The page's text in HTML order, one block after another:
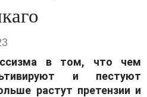
в том, что чем
и пестуют
растут претензии и